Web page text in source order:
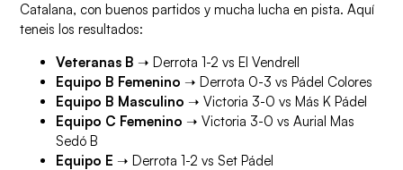
Catalana, con buenos partidos y mucha lucha en pista. Aquí
teneis los resultados:
Veteranas B ➝ Derrota 1-2 vs El Vendrell
Equipo B Femenino ➝ Derrota 0-3 vs Pádel Colores
Equipo B Masculino ➝ Victoria 3-0 vs Más K Pádel
Equipo C Femenino ➝ Victoria 3-0 vs Aurial Mas
Sedó B
Equipo E ➝ Derrota 1-2 vs Set Pádel